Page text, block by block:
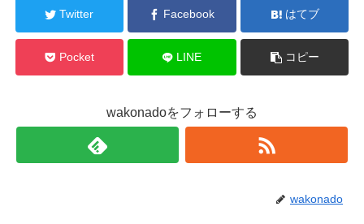
Twitter Facebook はてブ
Pocket LINE コピー
wakonadoをフォローする
wakonado